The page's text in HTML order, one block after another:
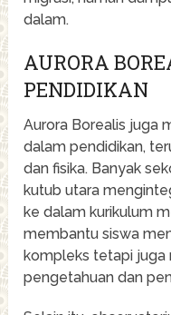
dalam.
AURORA
PENDIDIKAN
Aurora Borealis juga
dalam pendidikan,
dan fisika. Banyak
kutub utara
ke dalam kurikulum
membantu siswa
kompleks tetapi juga
pengetahuan dan